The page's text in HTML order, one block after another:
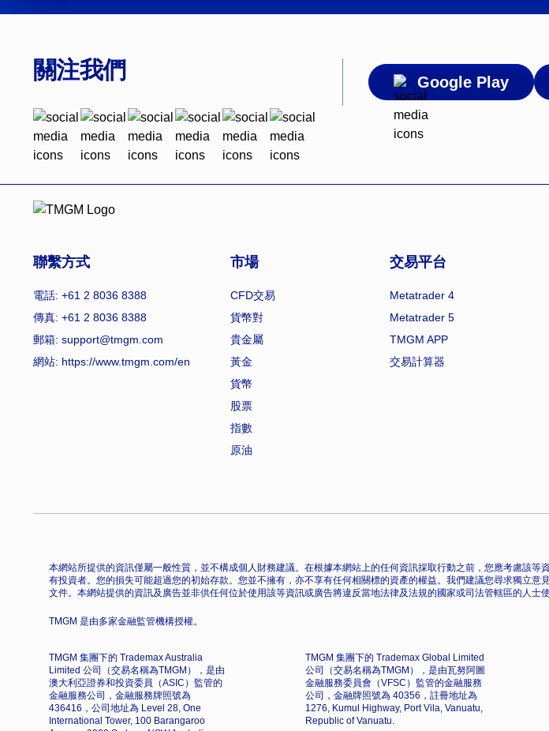
關注我們 Google Play
聯繫方式
電話: +61 2 8036 8388
傳真: +61 2 8036 8388
郵箱: support@tmgm.com
網站: https://www.tmgm.com/en
市場
CFD交易
貨幣對
貴金屬
黃金
貨幣
股票
指數
原油
交易平台
Metatrader 4
Metatrader 5
TMGM APP
交易計算器
本網站所提供的資訊僅屬一般性質，並不構成個人財務建議。在根據本網站上的任何資訊採取行動之前，您應考慮該
有投資者。您的損失可能超過您的初始存款。您並不擁有，亦不享有任何相關標的資產的權益。我們建議您尋求獨立
文件。本網站提供的資訊及廣告並非供任何位於使用該等資訊或廣告將違反當地法律及法規的國家或司法管轄區的人士
TMGM 是由多家金融監管機構授權。
TMGM 集團下的 Trademax Australia
Limited 公司（交易名稱為TMGM），是由
澳大利亞證券和投資委員（ASIC）監管的
金融服務公司，金融服務牌照號為
436416，公司地址為 Level 28, One
International Tower, 100 Barangaroo
TMGM 集團下的 Trademax Global Limited
公司（交易名稱為TMGM），是由瓦努阿圖
金融服務委員會（VFSC）監管的金融服務
公司，金融牌照號為 40356，註冊地址為
1276, Kumul Highway, Port Vila, Vanuatu,
Republic of Vanuatu.